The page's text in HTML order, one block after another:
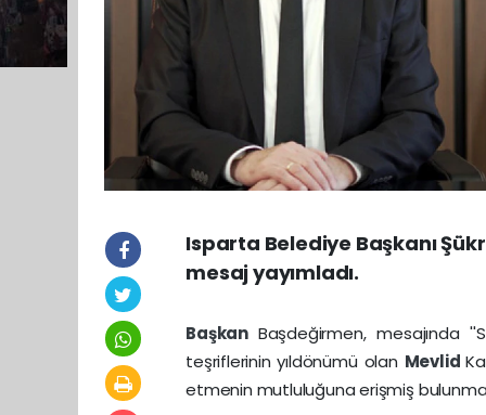
Isparta Belediye Başkanı
mesaj yayımladı.
Başkan Başdeğirmen, mesajında
teşriflerinin yıldönümü olan Mevlid
etmenin mutluluğuna erişmiş